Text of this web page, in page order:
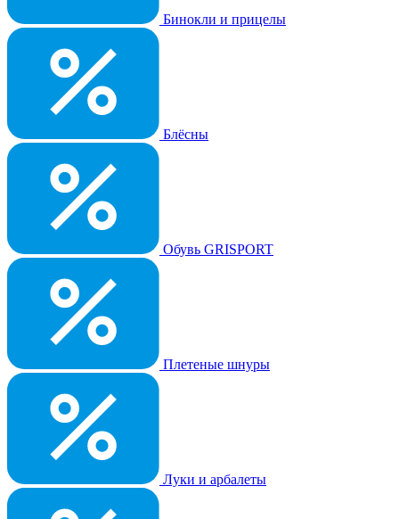
Бинокли и прицелы
Блёсны
Обувь GRISPORT
Плетеные шнуры
Луки и арбалеты